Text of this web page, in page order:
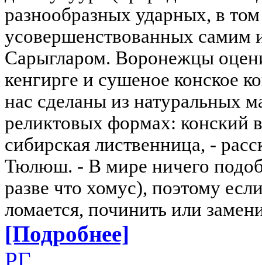
разнообразных ударных, в
усовершенствованных самим
Сарыгларом. Воронежцы
кенгирге и сушеное конское
нас сделаны из натуральных
реликтовых формах: конский
сибирская лиственница, -
Тюлюш. - В мире ничего
разве что хомус), поэтому
ломается, починить или
[Подробнее]
РГ